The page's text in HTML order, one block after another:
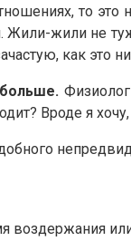
то
Жили-жили не
как
Вроде я